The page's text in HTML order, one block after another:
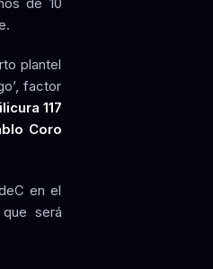
de 10
plantel
factor
117
Coro
en el
será